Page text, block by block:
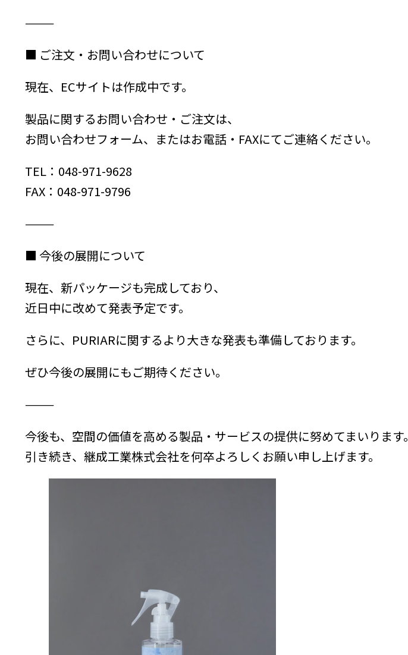
⸻
■ ご注文・お問い合わせについて
現在、ECサイトは作成中です。
製品に関するお問い合わせ・ご注文は、
お問い合わせフォーム、またはお電話・FAXにてご連絡ください。
TEL：048-971-9628
FAX：048-971-9796
⸻
■ 今後の展開について
現在、新パッケージも完成しており、
近日中に改めて発表予定です。
さらに、PURIARに関するより大きな発表も準備しております。
ぜひ今後の展開にもご期待ください。
⸻
今後も、空間の価値を高める製品・サービスの提供に努めてまいります。
引き続き、継成工業株式会社を何卒よろしくお願い申し上げます。